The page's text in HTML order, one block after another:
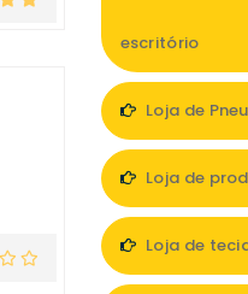
escritório
Loja de
Loja de
Loja de